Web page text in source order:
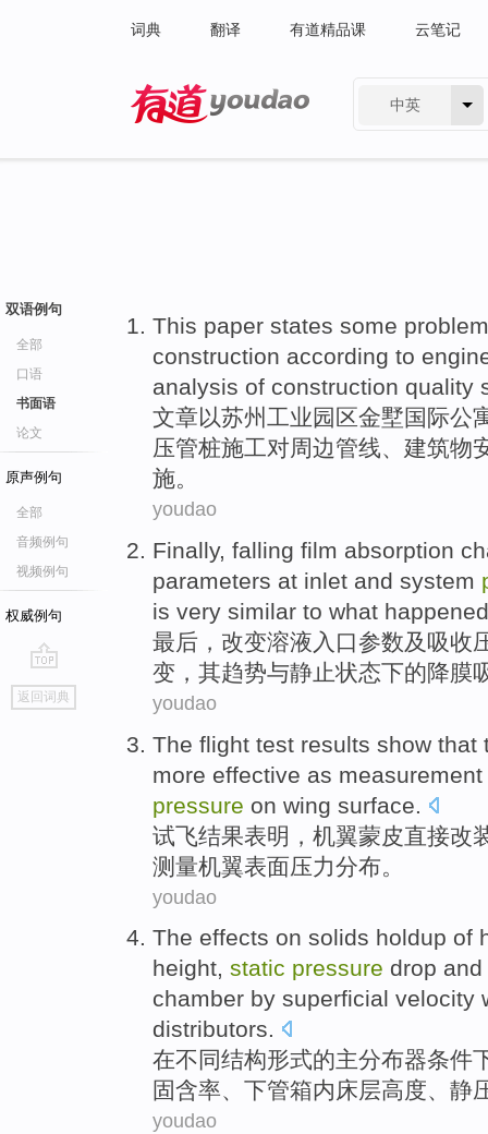
词典 翻译 有道精品课 云笔记
中英
双语例句
全部
口语
书面语
论文
原声例句
全部
音频例句
视频例句
权威例句
go
top
返回词典
This paper states some
construction according to
analysis of construction quality
文章以苏州工业园区金墅国际公
压管桩施工对周边管线、建筑物
施。
youdao
Finally, falling film absorption
parameters at inlet and system
is very similar to what
最后 ， 改变溶液 入口参数及 吸收
变 ，其趋势与静止状态下的降膜
youdao
The flight test results show that
more effective as measurement
pressure on wing surface
试飞结果表明 ， 机翼蒙皮直接改
测量机翼表面压力分布。
youdao
The effects on solids holdup of
height, static pressure drop and
chamber by superficial velocity
distributors.
在不同结构形式的主分布器条件
固含率、下管箱内床层高度、 静
youdao